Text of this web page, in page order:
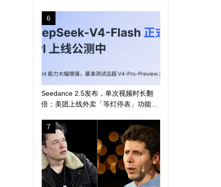
知道
6
Seedance 2.5发布，单次视频时长翻
倍；美团上线外卖「等灯停表」功能；
7